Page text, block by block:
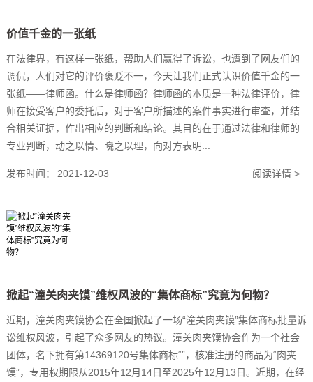
价值千金的一张纸
在法律界，有这样一张纸，帮助人们赢得了诉讼，也遭到了网友们的
调侃，人们对它的评价褒贬不一，今天让我们正式认识价值千金的一
张纸——律师函。什么是律师函？律师函的本质是一种法律评价，律
师在接受客户的委托后，对于客户所描述的案件事实进行审查，并结
合相关证据，作出相应的判断和结论。其目的在于通过法律和律师的
专业判断，动之以情、晓之以理，向对方表明...
发布时间： 2021-12-03 阅读详情 >
掀起“潼关肉夹馍”维权风波的“集体商标”究竟为何物？
近期，潼关肉夹馍协会在全国掀起了一场“潼关肉夹馍”集体商标批量诉
讼维权风波，引起了众多网友的热议。潼关肉夹馍协会作为一个社会
团体，名下拥有第14369120号集体商标“”，核准注册的商品为“肉夹
馍”，专用权期限从2015年12月14日至2025年12月13日。近期，在经